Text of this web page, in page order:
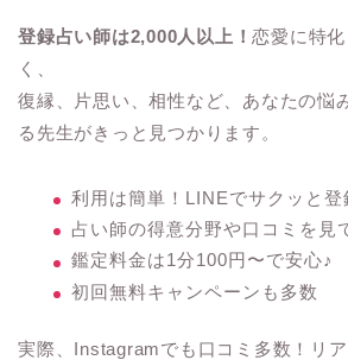
登録占い師は2,000人以上！恋愛に特
く、
復縁、片思い、相性など、あなたの悩
る先生がきっと見つかります。
利用は簡単！LINEでサクッと登
占い師の得意分野や口コミを見
鑑定料金は1分100円〜で安心♪
初回無料キャンペーンも多数
実際、Instagramでも口コミ多数！リ